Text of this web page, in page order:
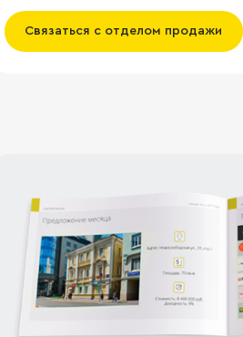
Связаться с отделом продажи